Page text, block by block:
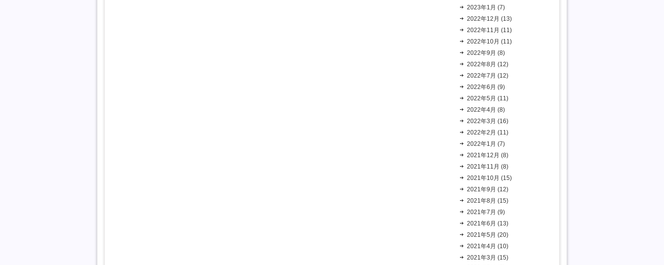
2023年1月 (7)
2022年12月 (13)
2022年11月 (11)
2022年10月 (11)
2022年9月 (8)
2022年8月 (12)
2022年7月 (12)
2022年6月 (9)
2022年5月 (11)
2022年4月 (8)
2022年3月 (16)
2022年2月 (11)
2022年1月 (7)
2021年12月 (8)
2021年11月 (8)
2021年10月 (15)
2021年9月 (12)
2021年8月 (15)
2021年7月 (9)
2021年6月 (13)
2021年5月 (20)
2021年4月 (10)
2021年3月 (15)